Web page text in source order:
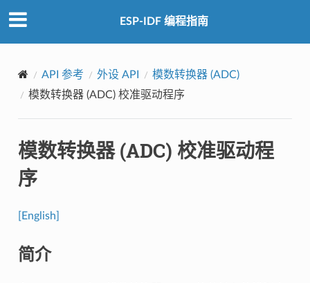
ESP-IDF 编程指南
API 参考 外设 API
模数转换器 (ADC)
模数转换器 (ADC) 校准驱动程序
模数转换器 (ADC) 校准驱动程
序
[English]
简介